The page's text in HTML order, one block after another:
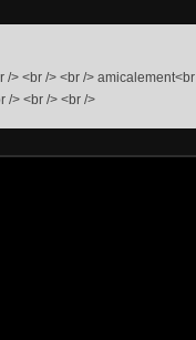
> <br /> <br /> amicalement<br
/> <br /> <br />